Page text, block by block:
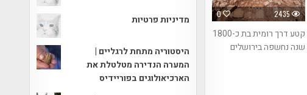
0 2435
קטע דרך רומית בת כ-1800
שנה נחשפה בירושלים
מדיניות פרטיות
היסטוריה מתחת לרגליים |
המערה הנדירה מטלטלת את
הארכיאולוגים בפוריידיס